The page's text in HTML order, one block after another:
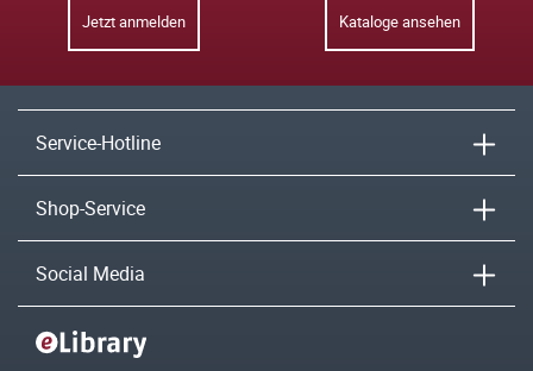
Jetzt anmelden Kataloge ansehen
Service-Hotline
Shop-Service
Social Media